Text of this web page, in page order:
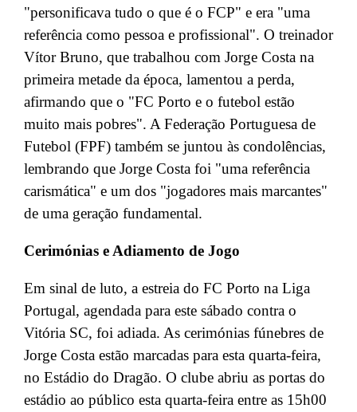
"personificava tudo o que é o FCP" e era "uma
referência como pessoa e profissional". O treinador
Vítor Bruno, que trabalhou com Jorge Costa na
primeira metade da época, lamentou a perda,
afirmando que o "FC Porto e o futebol estão
muito mais pobres". A Federação Portuguesa de
Futebol (FPF) também se juntou às condolências,
lembrando que Jorge Costa foi "uma referência
carismática" e um dos "jogadores mais marcantes"
de uma geração fundamental.
Cerimónias e Adiamento de Jogo
Em sinal de luto, a estreia do FC Porto na Liga
Portugal, agendada para este sábado contra o
Vitória SC, foi adiada. As cerimónias fúnebres de
Jorge Costa estão marcadas para esta quarta-feira,
no Estádio do Dragão. O clube abriu as portas do
estádio ao público esta quarta-feira entre as 15h00